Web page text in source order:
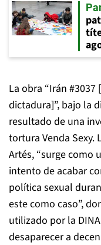
La obra “Irán
dictadura]”, bajo la
resultado de una
tortura Venda Sexy.
Artés, “surge como
intento de acabar
política sexual
este como caso”,
utilizado por la
desaparecer a